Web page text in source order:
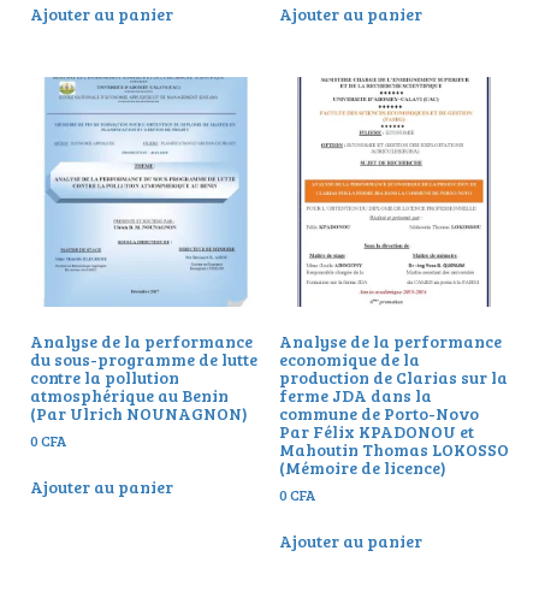
Ajouter au panier Ajouter au panier
Analyse de la performance
du sous-programme de lutte
contre la pollution
atmosphérique au Benin
(Par Ulrich NOUNAGNON)
0CFA
Ajouter au panier
Analyse de la performance
economique de la
production de Clarias sur la
ferme JDA dans la
commune de Porto-Novo
Par Félix KPADONOU et
Mahoutin Thomas LOKOSSO
(Mémoire de licence)
0CFA
Ajouter au panier